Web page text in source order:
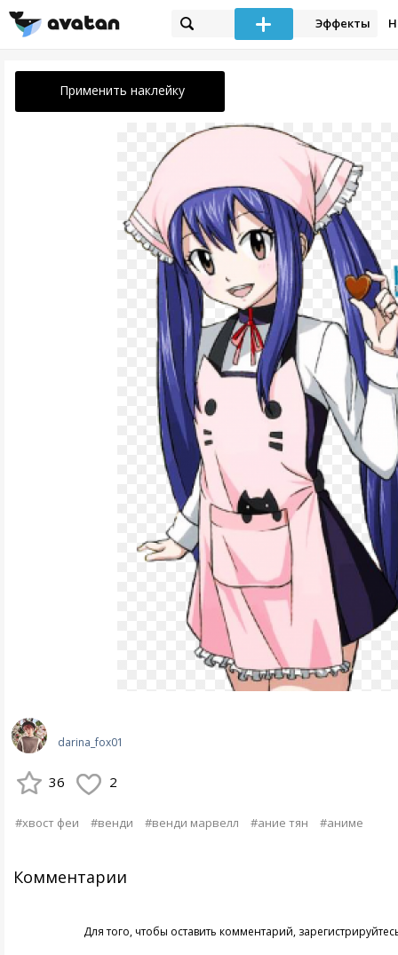
Эффекты
Применить наклейку
darina_fox01
36 2
#хвост феи #венди #венди марвелл #ание тян #аниме
Комментарии
Для того, чтобы оставить комментарий,